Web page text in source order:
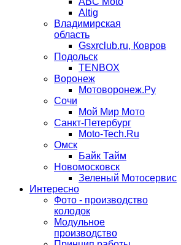
Altig
Владимирская
область
Gsxrclub.ru, Ковров
Подольск
TENBOX
Воронеж
Мотоворонеж.Ру
Сочи
Мой Мир Мото
Санкт-Петербург
Moto-Tech.Ru
Омск
Байк Тайм
Новомосковск
Зеленый Мотосервис
Интересно
Фото - производство
колодок
Модульное
производство